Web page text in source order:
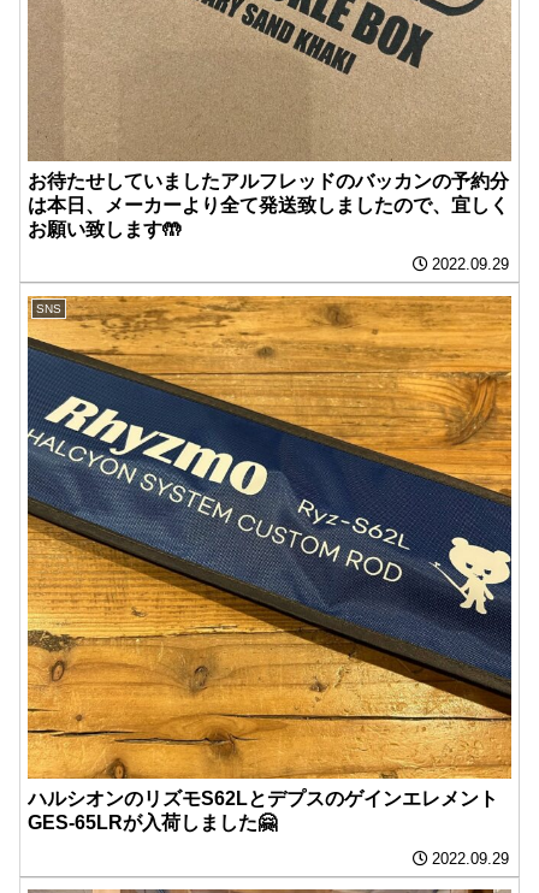
お待たせしていましたアルフレッドのバッカンの予約分
は本日、メーカーより全て発送致しましたので、宜しく
お願い致します🤲
2022.09.29
SNS
ハルシオンのリズモS62Lとデプスのゲインエレメント
GES-65LRが入荷しました🤗
2022.09.29